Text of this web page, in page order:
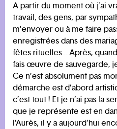
A partir du moment où j’ai
travail, des gens, par
m’envoyer ou à me faire
enregistrées dans des
fêtes rituelles… Après,
fais œuvre de sauvegarde,
Ce n’est absolument pas
démarche est d’abord
c’est tout ! Et je n’ai pas la
que je représente est en
l’Aurès, il y a aujourd’hui